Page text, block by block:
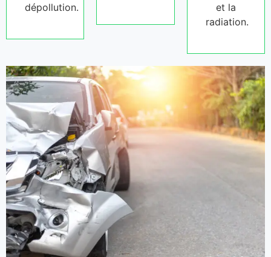
dépollution.
et la
radiation.